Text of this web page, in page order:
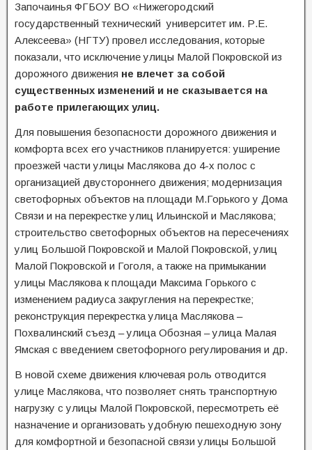
Започаинья ФГБОУ ВО «Нижегородский
государственный технический университет им. Р.Е.
Алексеева» (НГТУ) провел исследования, которые
показали, что исключение улицы Малой Покровской из
дорожного движения не влечет за собой
существенных изменений и не сказывается на
работе прилегающих улиц.
Для повышения безопасности дорожного движения и
комфорта всех его участников планируется: уширение
проезжей части улицы Маслякова до 4-х полос с
организацией двустороннего движения; модернизация
светофорных объектов на площади М.Горького у Дома
Связи и на перекрестке улиц Ильинской и Маслякова;
строительство светофорных объектов на пересечениях
улиц Большой Покровской и Малой Покровской, улиц
Малой Покровской и Гоголя, а также на примыкании
улицы Маслякова к площади Максима Горького с
изменением радиуса закругления на перекрестке;
реконструкция перекрестка улица Маслякова –
Похвалинский съезд – улица Обозная – улица Малая
Ямская с введением светофорного регулирования и др.
В новой схеме движения ключевая роль отводится
улице Маслякова, что позволяет снять транспортную
нагрузку с улицы Малой Покровской, пересмотреть её
назначение и организовать удобную пешеходную зону
для комфортной и безопасной связи улицы Большой